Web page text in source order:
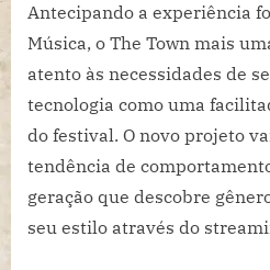
Antecipando a experiência
Música, o The Town mais
atento às necessidades de
tecnologia como uma
do festival. O novo projeto
tendência de
geração que descobre
seu estilo através do